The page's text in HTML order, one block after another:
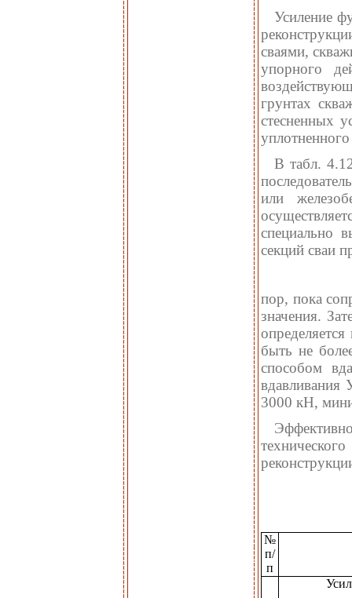
Усиление
сваями,
упорного
грунтах
стесненных
В табл.
или
специально
секций сваи
пор, пока
значения.
быть не
способом
вдавливания
3000 кН,
№
п/
п